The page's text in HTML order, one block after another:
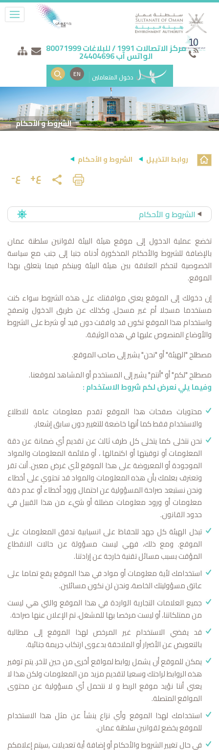
مركز الاتصالات 1991 / للبلاغات 80071999
الواتس آب 24404696
دخول المتعاملين EN
الشروط و الأحكام
روابط التذييل الشروط و الأحكام
ع+ ع-
الشروط و الأحكام
تخضع عملية الدخول إلى موقع هيئة البيئة لقوانين سلطنة عمان
بالإضافة للشروط والأحكام المذكورة أدناه جنبا إلى جنب مع سياسة
الخصوصية لتحكم العلاقة بين هيئة البيئة وبينكم فيما يتعلق بهذا
الموقع.
إن دخولك إلى الموقع يعني موافقتك على هذه الشروط سواء كنت
مستخدما مسجلا أم غير مسجل. وكذلك عن طريق الدخول وتصفح
واستخدام هذا الموقع تكون قد وافقت دون قيد أو شرط على الشروط
والأوضاع المنصوص عليها في هذه الوثيقة.
مصطلح "الهيئة" أو "نحن" يشير إلى صاحب الموقع.
مصطلح "لكم" أو "أنتم" يشير إلى المستخدم أو المشاهد لموقعنا.
وفيما يلي نعرض لكم شروط الاستخدام :
محتويات صفحات هذا الموقع تقدم معلومات عامة للاطلاع
والاستخدام فقط كما أنها خاضعة للتغيير دون سابق إشعار.
نحن نتخلى كما يتخلى كل طرف ثالث عن تقديم أي ضمانة عن دقة
المعلومات أو توقيتها أو اكتمالها ، أو ملائمة المعلومات والمواد
الموجودة أو المعروضة على هذا الموقع لأي غرض معين. أنت تقر
وتعترف بعلمك بأن هذه المعلومات والمواد قد تحتوي على أخطاء
ونحن نستبعد صراحة المسؤولية عن احتمال ورود أخطاء أو عدم دقة
معلومات أو ورود معلومات مضللة أو شيء من هذا القبيل في
حدود القانون.
تبذل الهيئة كل جهد للحفاظ على انسيابية تدفق المعلومات على
الموقع. ومع ذلك، فهي ليست مسؤولة عن حالات الانقطاع
المؤقت بسبب مسائل تقنية خارجة عن إرادتنا.
استخدامك لأية معلومات أو مواد في هذا الموقع يقع تماما على
عاتق مسؤوليتك الخاصة، ونحن لن نكون مسائلين.
جميع العلامات التجارية الواردة في هذا الموقع والتي هي ليست
من ممتلكاتنا، أو ليست مرخصا بها للمشغل، تم الإعلان عنها صراحة.
قد يفضي الاستخدام غير المرخص لهذا الموقع إلى مطالبة
بالتعويض عن الأضرار أو الملاحقة بدعوى ارتكاب جريمة جنائية.
يمكن للموقع أن يشمل روابط لمواقع أخرى من حين لآخر. يتم توفير
هذه الروابط لراحتك وسعيا لتقديم مزيد من المعلومات ولكن هذا لا
يعني أننا نؤيد موقع الربط و لا نتحمل أي مسؤولية عن محتوى
المواقع المتصلة.
استخدامك لهذا الموقع وأي نزاع ينشأ عن مثل هذا الاستخدام
للموقع يخضع لقوانين سلطنة عمان.
في حال تغيير الشروط والأحكام أو إضافة أية تعديلات ,سيتم إعلامكم